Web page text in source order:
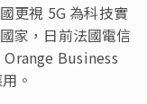
更視 5G 為科技實
家，日前法國電信
Business
。